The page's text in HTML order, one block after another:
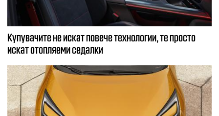
Купувачите не искат повече технологии, те просто
искат отопляеми седалки